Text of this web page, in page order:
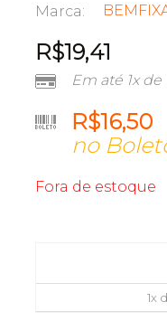
Marca:
R$19,41
Em até 1x de
R$16,50
no
Fora de estoque
1x